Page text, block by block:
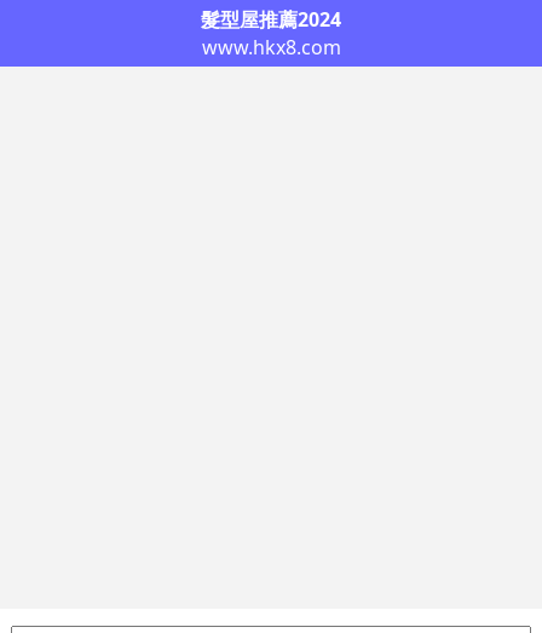
髮型屋推薦2024
www.hkx8.com